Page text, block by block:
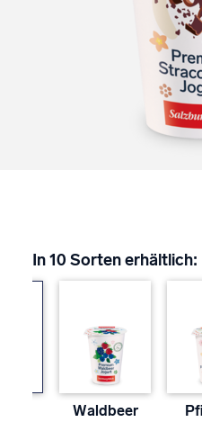
In 10 Sorten erhältlich:
Waldbeer